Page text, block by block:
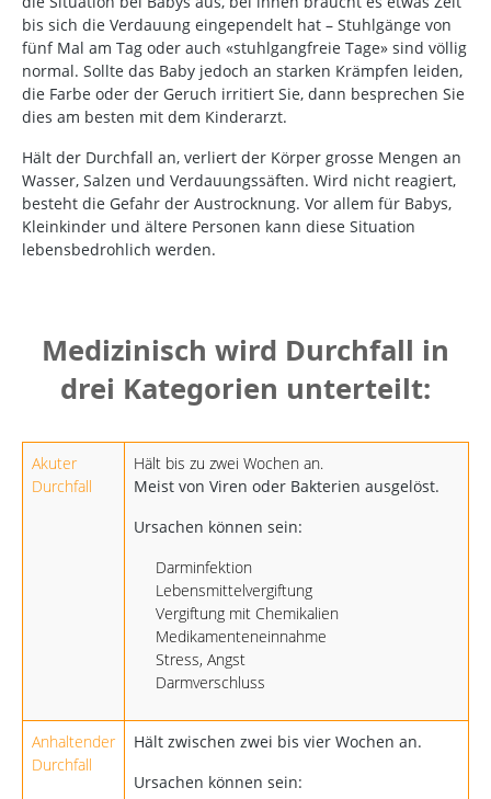
bis sich die Verdauung eingependelt hat – Stuhlgänge von
fünf Mal am Tag oder auch «stuhlgangfreie Tage» sind völlig
normal. Sollte das Baby jedoch an starken Krämpfen leiden,
die Farbe oder der Geruch irritiert Sie, dann besprechen Sie
dies am besten mit dem Kinderarzt.
Hält der Durchfall an, verliert der Körper grosse Mengen an
Wasser, Salzen und Verdauungssäften. Wird nicht reagiert,
besteht die Gefahr der Austrocknung. Vor allem für Babys,
Kleinkinder und ältere Personen kann diese Situation
lebensbedrohlich werden.
Medizinisch wird Durchfall in
drei Kategorien unterteilt:
Akuter
Durchfall
Hält bis zu zwei Wochen an.
Meist von Viren oder Bakterien ausgelöst.
Ursachen können sein:
Darminfektion
Lebensmittelvergiftung
Vergiftung mit Chemikalien
Medikamenteneinnahme
Stress, Angst
Darmverschluss
Anhaltender
Durchfall
Hält zwischen zwei bis vier Wochen an.
Ursachen können sein: